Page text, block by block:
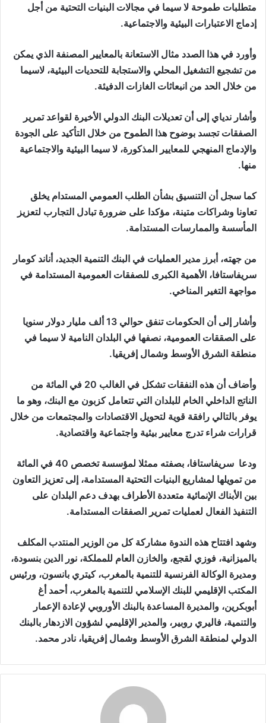
متطلبات طموحة لا سيما في مجالات البنيات التحتية من أجل
إدماج الاعتبارات البيئية والاجتماعية.
وأورد في هذا الصدد مثال الاستعانة بالمعايير المصنفة الذي يمكن
من تشجيع التشغيل المحلي والاستجابة للتحديات البيئية، لاسيما
من خلال الحد من انبعاثات الغازات الدفيئة.
وأشار ندياي إلى أن تعديلات البنك الدولي الأخيرة لقواعد تمرير
الصفقات تجسد بوضوح هذا الطموح من خلال التأكيد على الجودة
والإدماج المنهجي للمعايير المذكورة، لا سيما البيئية والاجتماعية
منها.
كما سجل أن التنسيق بشأن الطلب العمومي المستدام يخلق
تعاونا وشراكات متينة، مؤكدا على ضرورة تبادل التجارب لتعزيز
المأسسة والممارسات المستدامة.
من جهته، أبرز مدير العمليات في البنك التنمية الجديد، أناند كومار
سريفاستافا، الأهمية الكبرى للصفقات العمومية المستدامة في
مواجهة التغير المناخي.
وأشار إلى أن الحكومات تنفق حوالي 13 ألف مليار دولار سنويا
على الصققات العمومية، نصفها في البلدان النامية لا سيما في
منطقة الشرق الأوسط وشمال إفريقيا.
وأضاف أن هذه النفقات تشكل في الغالب 20 في المائة من
الناتج الداخلي الخام للبلدان التي تتعامل كزبون مع البنك، وهو ما
يوفر بالتالي رافقة قوية لتحويل الاقتصادات والمجتمعات من خلال
قرارات شراء تدرج معايير بيئية واجتماعية واقتصادية.
ودعا سريفاستافا، بصفته ممثلا لمؤسسة تخصص 40 في المائة
من تمويلها لمشاريع البنيات التحتية المستدامة، إلى تعزيز التعاون
بين الأبناك الإنمائية متعددة الأطراف بهدف دعم البلدان على
التنفيذ الفعال لعمليات تمرير الصفقات المستدامة.
وشهد افتتاح هذه الندوة مشاركة كل من الوزير المنتدب المكلف
بالميزانية، فوزي لقجع، والخازن العام للمملكة، نور الدين بنسودة،
ومديرة الوكالة الفرنسية للتنمية بالمغرب، كيتري بانسون، ورئيس
المكتب الإقليمي للبنك الإسلامي للتنمية بالمغرب، أحمد أغ
أبوبكرين، والمديرة المساعدة بالبنك الأوروبي لإعادة الإعمار
والتنمية، فاليري روبير، والمدير الإقليمي لشؤون الازدهار بالبنك
الدولي لمنطقة الشرق الأوسط وشمال إفريقيا، نادر محمد.